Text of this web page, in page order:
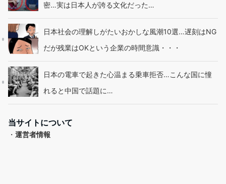
密…実は日本人が誇る文化だった…
日本社会の理解しがたいおかしな風潮10選…遅刻はNG
だが残業はOKという企業の時間意識・・・
日本の電車で起きた心温まる乗車拒否…こんな国に憧
れると中国で話題に…
当サイトについて
・ 運営者情報